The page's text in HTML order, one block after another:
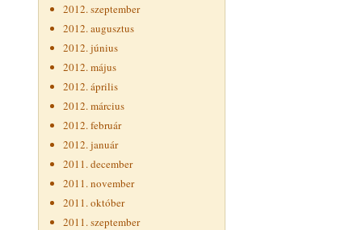
2012. szeptember
2012. augusztus
2012. június
2012. május
2012. április
2012. március
2012. február
2012. január
2011. december
2011. november
2011. október
2011. szeptember